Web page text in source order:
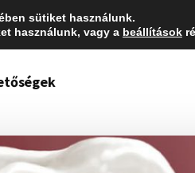
Cikkek Színes
sütiket használunk.
használunk, vagy a beállítások